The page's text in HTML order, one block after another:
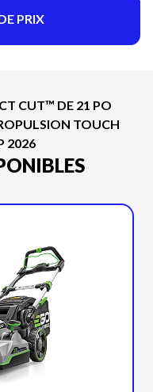
PRIX
CUT™ DE 21 PO
TOUCH
2026